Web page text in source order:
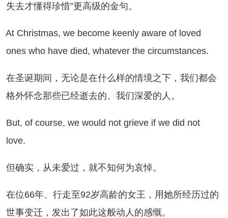
失去才懂得珍惜”更高级的金句。
we become keenly aware of loved
ones who have died, whatever the circumstances.
诞期间，无论是在什么样的情境之下，我们都会
格外怀念那些已经逝去的、我们深爱的人。
of course, we would not grieve if we did not
love.
实，从未爱过，就不知何为哀悼。
66年、行走至92岁高龄的女王，用她所经历过的
世事变迁，发出了如此这般动人的感慨。